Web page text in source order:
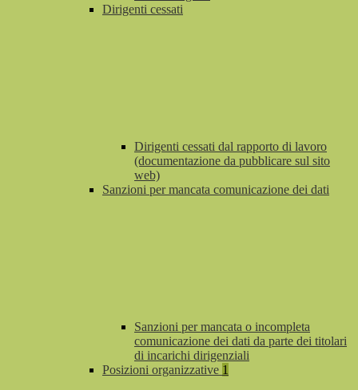
Dirigenti cessati
Dirigenti cessati dal rapporto di lavoro
(documentazione da pubblicare sul sito
web)
Sanzioni per mancata comunicazione dei dati
Sanzioni per mancata o incompleta
comunicazione dei dati da parte dei titolari
di incarichi dirigenziali
Posizioni organizzative 1